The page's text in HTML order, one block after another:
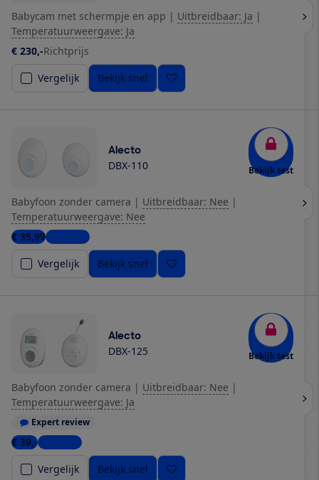
Babycam met schermpje en app | Uitbreidbaar: Ja |
Temperatuurweergave: Ja
€ 230,-Richtprijs
Vergelijk
Bekijk snel
Alecto
DBX-110 Bekijk test
Babyfoon zonder camera | Uitbreidbaar: Nee |
Temperatuurweergave: Nee
€ 35,994 winkels
Vergelijk
Bekijk snel
Alecto
DBX-125 Bekijk test
Babyfoon zonder camera | Uitbreidbaar: Nee |
Temperatuurweergave: Ja
Expert review
€ 39,-5 winkels
Vergelijk
Bekijk snel